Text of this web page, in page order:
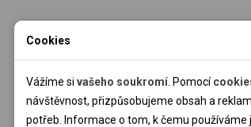
Cookies
Vážíme si vašeho soukromí . Pomocí
návštěvnost, přizpůsobujeme obsah a
potřeb. Informace o tom, k čemu používáme
Nutné cookies pomáhají, aby byla webová
tak, že umožní základní funkce jako
přístup k zabezpečeným sekcím webové